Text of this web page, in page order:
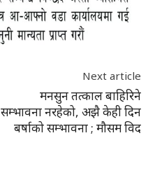
Next article
मनसुन तत्काल बाहिरिने
सम्भावना नरहेको, अझै केही दिन
बर्षाको सम्भावना ; मौसम विद